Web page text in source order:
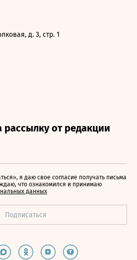
д. 3, стр. 1
я даю свое согласие получать письма
что ознакомился и принимаю
данных